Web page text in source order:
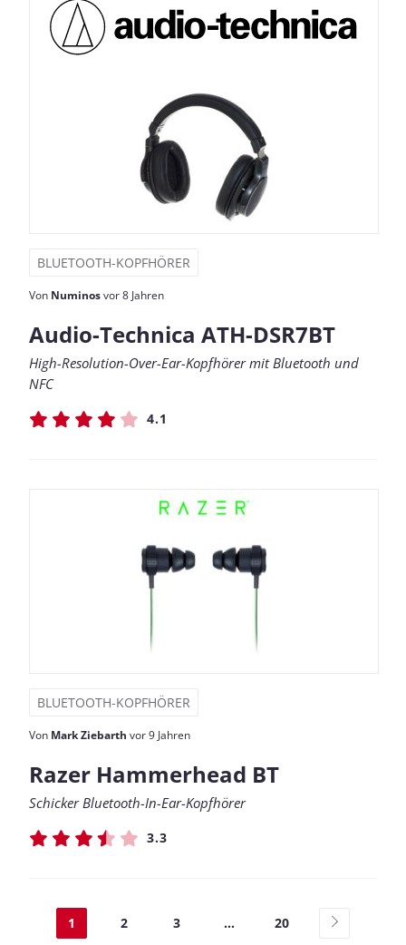
BLUETOOTH-KOPFHÖRER
Von Numinosvor 8 Jahren
Audio-Technica ATH-DSR7BT
High-Resolution-Over-Ear-Kopfhörer mit Bluetooth und
NFC
4.1
BLUETOOTH-KOPFHÖRER
Von Mark Ziebarth vor 9 Jahren
Razer Hammerhead BT
Schicker Bluetooth-In-Ear-Kopfhörer
3.3
1 2 3 ... 20